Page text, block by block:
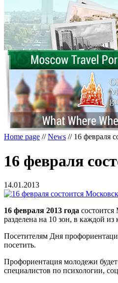
Home page //News // 16 февраля
16 февраля
14.01.2013
16 февраля 2013 года
разделена на 10 зон, в каждой
Посетителям Дня
посетить.
Профориентация молодежи
специалистов по психологии,